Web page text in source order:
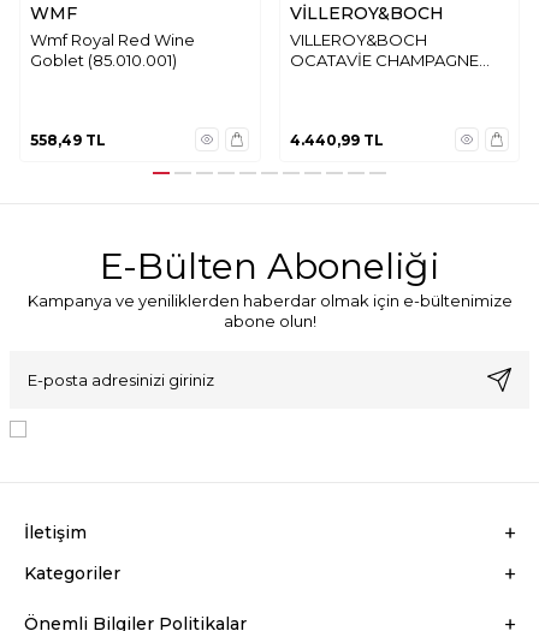
WMF
Wmf Royal Red Wine
Goblet (85.010.001)
558,49 TL
VİLLEROY&BOCH
VILLEROY&BOCH
OCATAVİE CHAMPAGNE
4.440,99TL
E-Bülten Aboneliği
Kampanya ve yeniliklerden haberdar olmak için e-bültenimize
abone olun!
İletişim
Kategoriler
Önemli Bilgiler Politikalar